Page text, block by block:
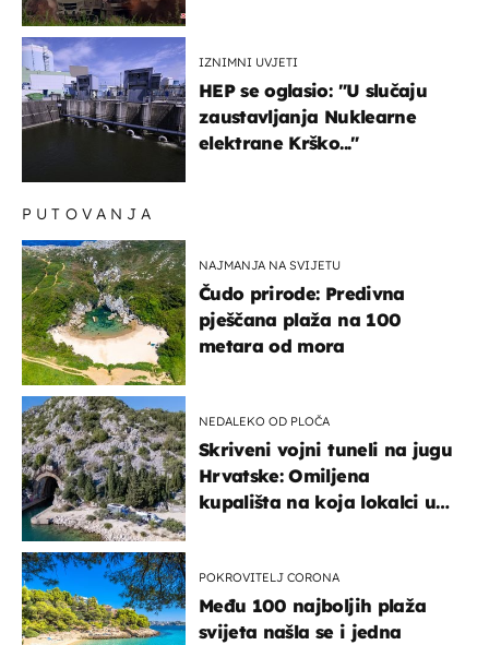
IZNIMNI UVJETI
HEP se oglasio: "U slučaju
zaustavljanja Nuklearne
elektrane Krško..."
PUTOVANJA
NAJMANJA NA SVIJETU
Čudo prirode: Predivna
pješčana plaža na 100
metara od mora
NEDALEKO OD PLOČA
Skriveni vojni tuneli na jugu
Hrvatske: Omiljena
kupališta na koja lokalci u
POKROVITELJ CORONA
Među 100 najboljih plaža
svijeta našla se i jedna